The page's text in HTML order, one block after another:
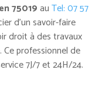
75019auTel: 07 57
d’un savoir-faire
droit à des travaux
professionnel de
7J/7 et 24H/24.